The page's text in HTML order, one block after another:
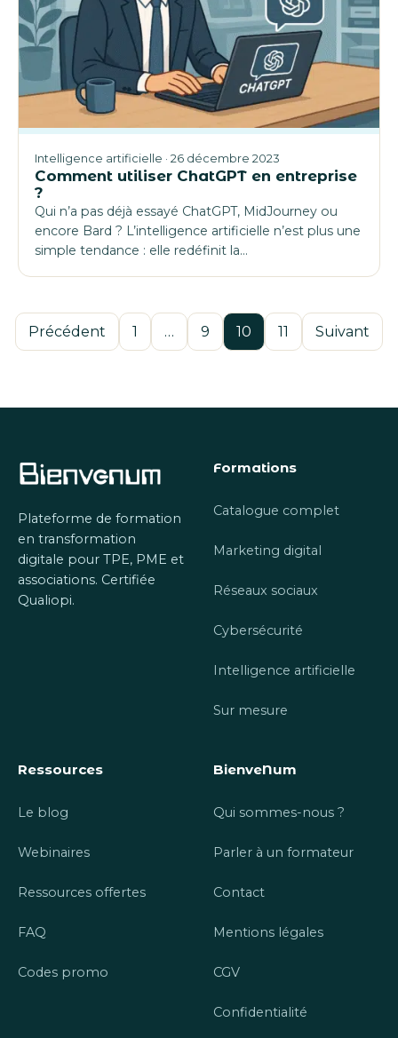
Intelligence artificielle · 26 décembre 2023
Comment utiliser ChatGPT en entreprise
?
Qui n’a pas déjà essayé ChatGPT, MidJourney ou
encore Bard ? L’intelligence artificielle n’est plus une
simple tendance : elle redéfinit la…
Pagination
des
Précédent 1 … 9 10 11 Suivant
Plateforme de formation
en transformation
digitale pour TPE, PME et
associations. Certifiée
Qualiopi.
Formations
Catalogue complet
Marketing digital
Réseaux sociaux
Cybersécurité
Intelligence artificielle
Sur mesure
Ressources
Le blog
Webinaires
Ressources offertes
FAQ
Codes promo
BienveNum
Qui sommes-nous ?
Parler à un formateur
Contact
Mentions légales
CGV
Confidentialité